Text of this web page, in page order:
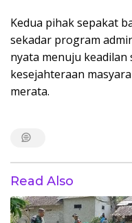
Kedua pihak sepakat
sekadar program
nyata menuju
kesejahteraan
merata.
Read Also